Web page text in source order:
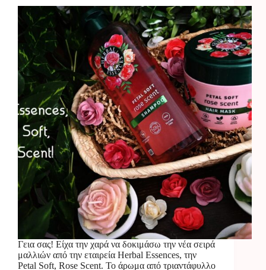
Γεια σας! Είχα την χαρά να δοκιμάσω την νέα σειρά
μαλλιών από την εταιρεία Herbal Essences, την
Petal Soft, Rose Scent. Το άρωμα από τριαντάφυλλο